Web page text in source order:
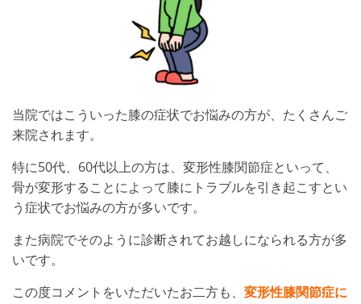
当院ではこういった膝の症状でお悩みの方が、たくさんご
来院されます。
特に50代、60代以上の方は、変形性膝関節症といって、
骨が変形することによって膝にトラブルを引き起こすとい
う症状でお悩みの方が多いです。
また病院でそのように診断されてお越しになられる方が多
いです。
この度コメントをいただいたお二方も、 変形性膝関節症に